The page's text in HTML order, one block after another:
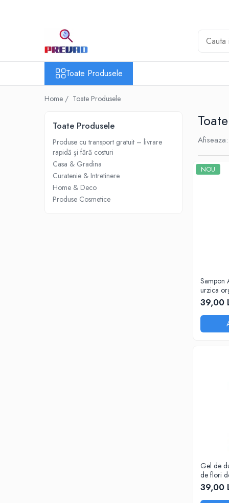
Toate Produsele
Produse cu transport gratuit – livrare
Casa & Gradina
Produse Cosmetice
Toate Produsele
Home / Toate Produsele
Toate Produsele
Produse cu transport gratuit – livrare
rapidă și fără costuri
Casa & Gradina
Curatenie & Intretinere
Home & Deco
Produse Cosmetice
Afiseaza:
NOU
Sampon
urzica
39,00
Gel de
de flori
39,00